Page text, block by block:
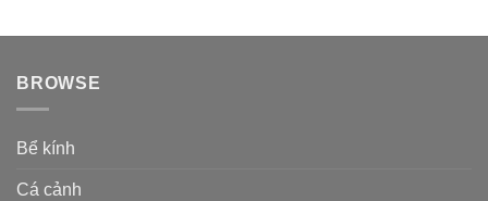
BROWSE
Bể kính
Cá cảnh